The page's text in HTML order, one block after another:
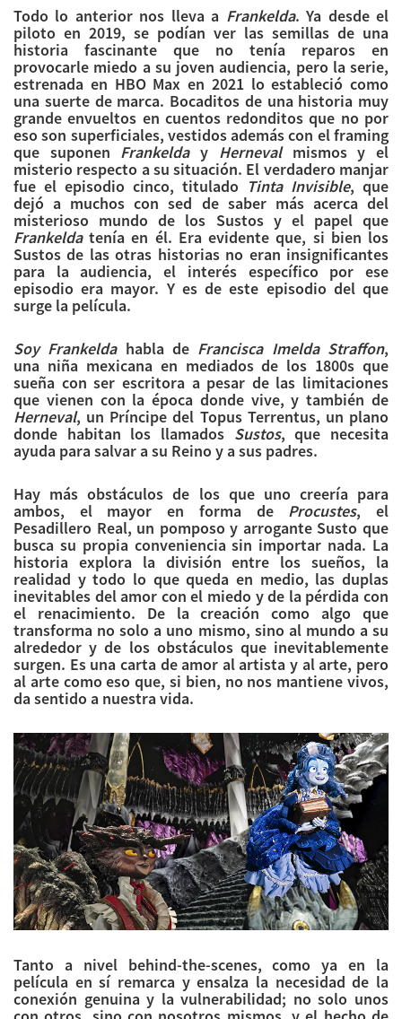
Todo lo anterior nos lleva a Frankelda. Ya desde el
piloto en 2019, se podían ver las semillas de una
historia fascinante que no tenía reparos en
provocarle miedo a su joven audiencia, pero la serie,
estrenada en HBO Max en 2021 lo estableció como
una suerte de marca. Bocaditos de una historia muy
grande envueltos en cuentos redonditos que no por
eso son superficiales, vestidos además con el framing
que suponen Frankelday Hernevalmismos y el
misterio respecto a su situación. El verdadero manjar
fue el episodio cinco, titulado Tinta Invisible, que
dejó a muchos con sed de saber más acerca del
misterioso mundo de los Sustos y el papel que
Frankeldatenía en él. Era evidente que, si bien los
Sustos de las otras historias no eran insignificantes
para la audiencia, el interés específico por ese
episodio era mayor. Y es de este episodio del que
surge la película.
Soy Frankeldahabla de Francisca Imelda Straffon,
una niña mexicana en mediados de los 1800s que
sueña con ser escritora a pesar de las limitaciones
que vienen con la época donde vive, y también de
Herneval, un Príncipe del Topus Terrentus, un plano
donde habitan los llamados Sustos, que necesita
ayuda para salvar a su Reino y a sus padres.
Hay más obstáculos de los que uno creería para
ambos, el mayor en forma de Procustes, el
Pesadillero Real, un pomposo y arrogante Susto que
busca su propia conveniencia sin importar nada. La
historia explora la división entre los sueños, la
realidad y todo lo que queda en medio, las duplas
inevitables del amor con el miedo y de la pérdida con
el renacimiento. De la creación como algo que
transforma no solo a uno mismo, sino al mundo a su
alrededor y de los obstáculos que inevitablemente
surgen. Es una carta de amor al artista y al arte, pero
al arte como eso que, si bien, no nos mantiene vivos,
da sentido a nuestra vida.
Tanto a nivel behind-the-scenes, como ya en la
película en sí remarca y ensalza la necesidad de la
conexión genuina y la vulnerabilidad; no solo unos